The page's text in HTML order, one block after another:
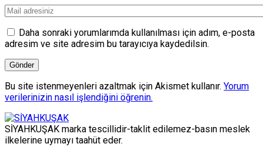
Daha sonraki yorumlarımda kullanılması için adım, e-posta
adresim ve site adresim bu tarayıcıya kaydedilsin.
Bu site istenmeyenleri azaltmak için Akismet kullanır. Yorum
verilerinizin nasıl işlendiğini öğrenin.
SİYAHKUŞAK marka tescillidir-taklit edilemez-basın meslek
ilkelerine uymayı taahüt eder.